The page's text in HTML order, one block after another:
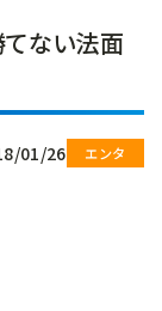
ない法面
01/26